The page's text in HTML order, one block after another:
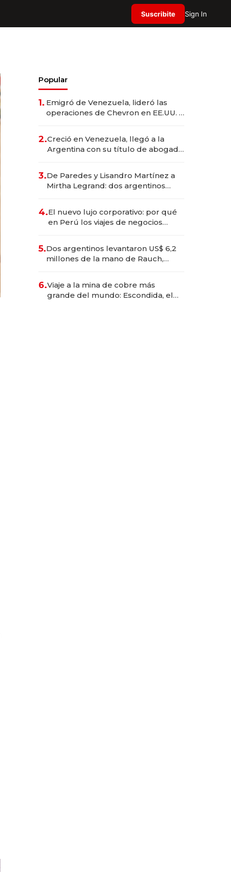
Suscribite Sign In
Popular
1. Emigró de Venezuela, lideró las
operaciones de Chevron en EE.UU. y
2.Creció en Venezuela, llegó a la
Argentina con su título de abogado
marcas "fast premium"
3.De Paredes y Lisandro Martínez a
Mirtha Legrand: dos argentinos
4.El nuevo lujo corporativo: por qué
en Perú los viajes de negocios
transformadoras
5.Dos argentinos levantaron US$ 6,2
millones de la mano de Rauch,
6.Viaje a la mina de cobre más
grande del mundo: Escondida, el